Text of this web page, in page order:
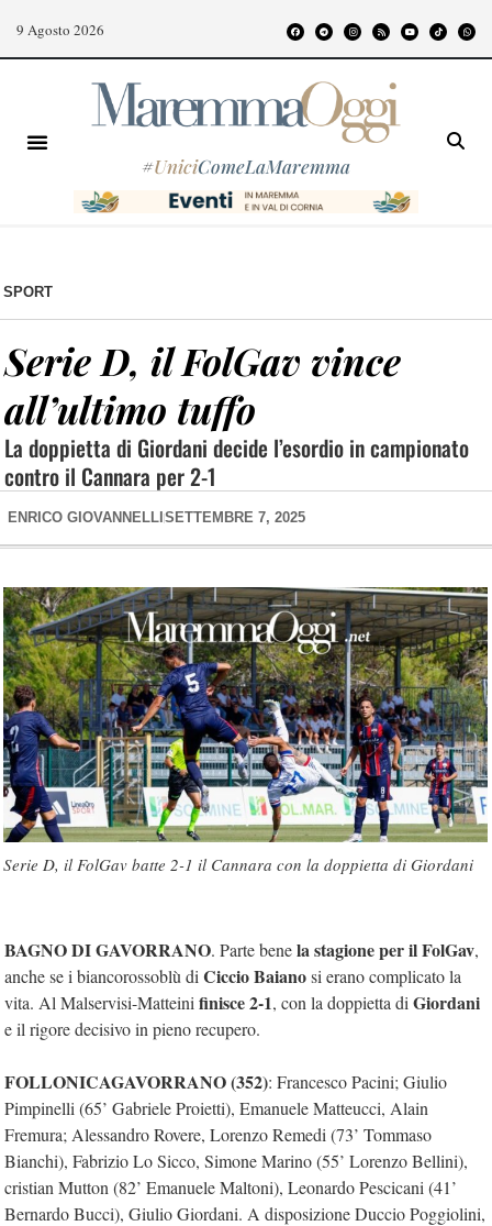
9 Agosto 2026
#UniciComeLaMaremma
SPORT
Serie D, il FolGav vince
all’ultimo tuffo
La doppietta di Giordani decide l’esordio in campionato
contro il Cannara per 2-1
ENRICO GIOVANNELLI SETTEMBRE 7, 2025
Serie D, il FolGav batte 2-1 il Cannara con la doppietta di Giordani
BAGNO DI GAVORRANO. Parte benela stagione per il FolGav,
anche se i biancorossoblù di Ciccio Baianosi erano complicato la
vita. Al Malservisi-Matteini finisce 2-1, con la doppietta di Giordani
e il rigore decisivo in pieno recupero.
FOLLONICAGAVORRANO (352): Francesco Pacini; Giulio
Pimpinelli (65’ Gabriele Proietti), Emanuele Matteucci, Alain
Fremura; Alessandro Rovere, Lorenzo Remedi (73’ Tommaso
Bianchi), Fabrizio Lo Sicco, Simone Marino (55’ Lorenzo Bellini),
cristian Mutton (82’ Emanuele Maltoni), Leonardo Pescicani (41’
Bernardo Bucci), Giulio Giordani. A disposizione Duccio Poggiolini,